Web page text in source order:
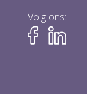
Volg ons: